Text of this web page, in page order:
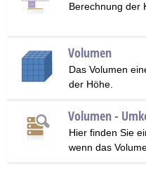
Berechnung der
Volumen
Das Volumen
der Höhe.
Volumen -
Hier finden Sie
wenn das